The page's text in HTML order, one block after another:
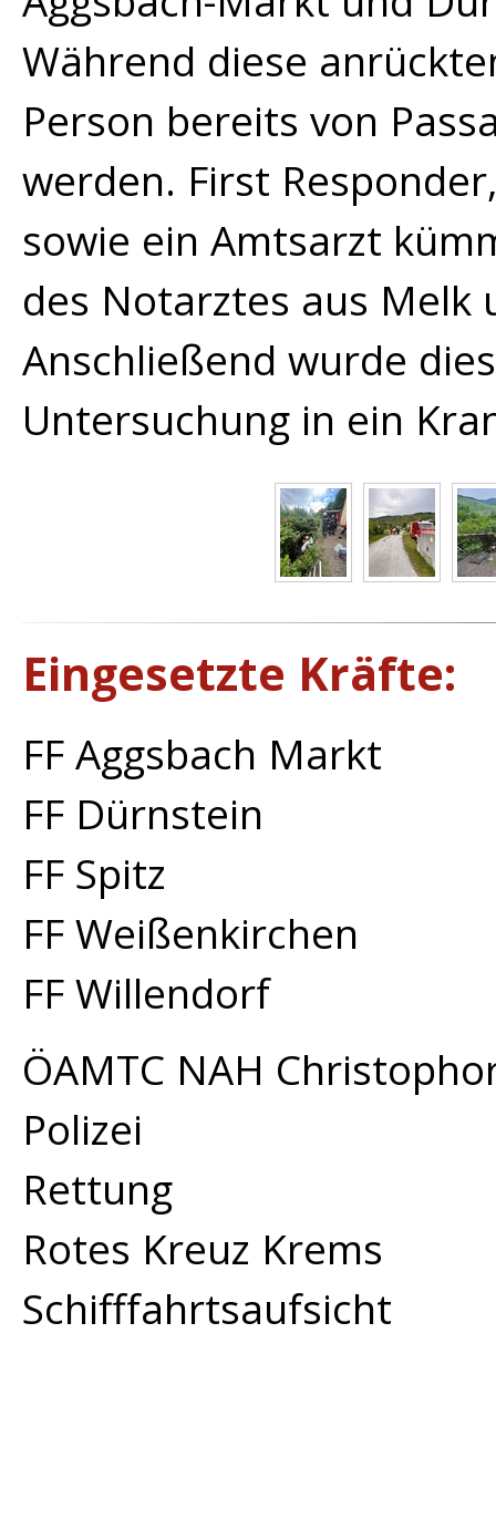
Während diese
Person bereits von
werden. First
sowie ein Amtsarzt
des Notarztes aus Melk
Anschließend wurde
Untersuchung in ein
Eingesetzte Kräfte:
FF Aggsbach Markt
FF Dürnstein
FF Spitz
FF Weißenkirchen
FF Willendorf
ÖAMTC NAH
Polizei
Rettung
Rotes Kreuz Krems
Schifffahrtsaufsicht